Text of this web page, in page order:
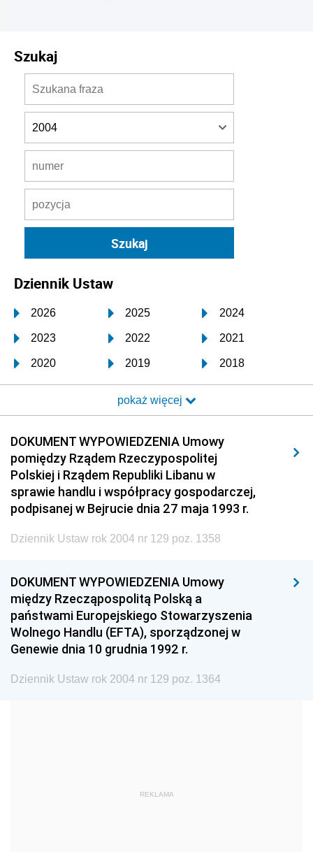
Szukaj
Dziennik Ustaw
2026 2025 2024
2023 2022 2021
2020 2019 2018
2017 2016 2015
2014 2013 2012
2011 2010 2009
2008 2007
2005 2004 2003
2002 2001 2000
1999 1998 1997
1993 1992 1991
1990 1989 1988
1987 1986 1985
1968
pokaż więcej
DOKUMENT WYPOWIEDZENIA Umowy
pomiędzy Rządem Rzeczypospolitej
Polskiej i Rządem Republiki Libanu w
sprawie handlu i współpracy gospodarczej,
podpisanej w Bejrucie dnia 27 maja 1993 r.
Dziennik Ustaw rok 2004 nr 129 poz. 1358
DOKUMENT WYPOWIEDZENIA Umowy
między Rzecząpospolitą Polską a
państwami Europejskiego Stowarzyszenia
Wolnego Handlu (EFTA), sporządzonej w
Genewie dnia 10 grudnia 1992 r.
Dziennik Ustaw rok 2004 nr 129 poz. 1364
REKLAMA